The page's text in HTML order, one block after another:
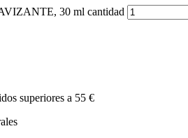
30 ml cantidad
superiores a 55 €